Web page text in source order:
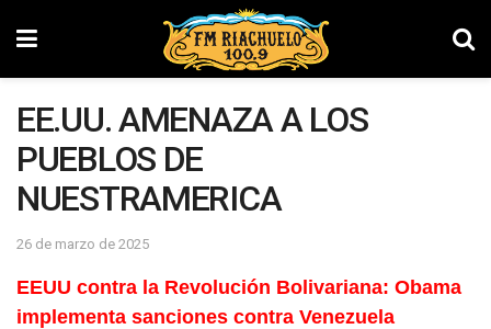
EE.UU. AMENAZA A LOS
PUEBLOS DE
NUESTRAMERICA
26 de marzo de 2025
EEUU contra la Revolución Bolivariana: Obama
implementa sanciones contra Venezuela